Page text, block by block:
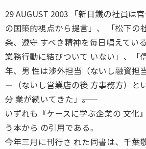
29 AUGUST 2003 「新日鐵の社員は
の国策的視点から提言」、 「松下の
条、遵守 すべき精神を毎日唱えてい
業務行動に結びついて いない」、「
年、男 性は渉外担当（ないし融資担
ー（ないし営業店の後 方事務方）と
分 業が続いてきた」――。
いずれも『ケースに学ぶ企業の 文化
う本から の引用である。
今年三月に刊行さ れた同書は、千葉